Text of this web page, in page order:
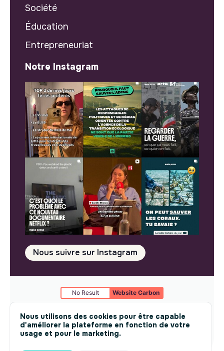
Nous utilisons des cookies pour être capable
d'améliorer la plateforme en fonction de votre
usage et pour le marketing.
Société
Éducation
Entrepreneuriat
Notre Instagram
Nous suivre sur Instagram
No Result Website Carbon
Mentions légales© makesense 2024 -cookies